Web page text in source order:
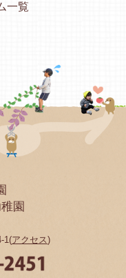
一覧
園
1(アクセス)